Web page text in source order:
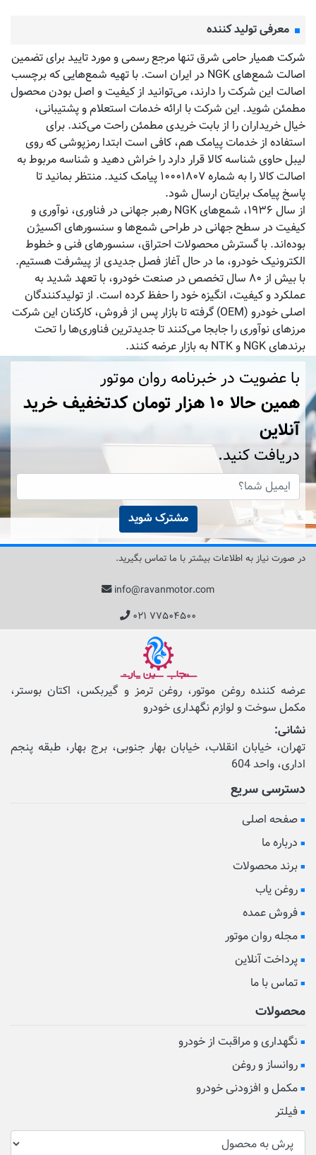
معرفی تولید کننده
شرکت همیار حامی شرق تنها مرجع رسمی و مورد تایید برای تضمین
اصالت شمع‌های NGK در ایران است. با تهیه شمع‌هایی که برچسب
اصالت این شرکت را دارند، می‌توانید از کیفیت و اصل بودن محصول
مطمئن شوید. این شرکت با ارائه خدمات استعلام و پشتیبانی،
خیال خریداران را از بابت خریدی مطمئن راحت می‌کند. برای
استفاده از خدمات پیامک هم، کافی است ابتدا رمزپوشی که روی
لیبل حاوی شناسه کالا قرار دارد را خراش دهید و شناسه مربوط به
اصالت کالا را به شماره ۱۰۰۰۱۸۰۷ پیامک کنید. منتظر بمانید تا
پاسخ پیامک برایتان ارسال شود.
از سال ۱۹۳۶، شمع‌های NGK رهبر جهانی در فناوری، نوآوری و
کیفیت در سطح جهانی در طراحی شمع‌ها و سنسورهای اکسیژن
بوده‌اند. با گسترش محصولات احتراق، سنسورهای فنی و خطوط
الکترونیک خودرو، ما در حال آغاز فصل جدیدی از پیشرفت هستیم.
با بیش از ۸۰ سال تخصص در صنعت خودرو، با تعهد شدید به
عملکرد و کیفیت، انگیزه خود را حفظ کرده‌ است. از تولیدکنندگان
اصلی خودرو (OEM) گرفته تا بازار پس از فروش، کارکنان این شرکت
مرزهای نوآوری را جابجا می‌کنند تا جدیدترین فناوری‌ها را تحت
برندهای NGK و NTK به بازار عرضه کنند.
با عضویت در خبرنامه روان موتور
همین حالا ۱۰ هزار تومان کد‌تخفیف خرید
آنلاین
دریافت کنید.
مشترک شوید
در صورت نیاز به اطلاعات بیشتر با ما تماس بگیرید.
info@ravanmotor.com
۰۲۱ ۷۷۵۰۴۵۰۰
عرضه کننده روغن موتور، روغن ترمز و گیربکس، اکتان بوستر،
مکمل‌ سوخت و لوازم نگهداری خودرو
نشانی:
تهران، خیابان انقلاب، خیابان بهار جنوبی، برج بهار، طبقه پنجم
اداری، واحد 604
دسترسی سریع
صفحه اصلی
درباره ما
برند محصولات
روغن یاب
فروش عمده
مجله روان موتور
پرداخت آنلاین
تماس با ما
محصولات
نگهداری و مراقبت از خودرو
روانساز و روغن
مکمل و افزودنی خودرو
فیلتر